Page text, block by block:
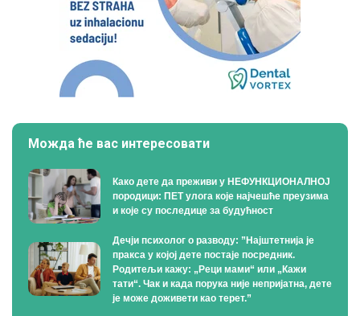
Можда ће вас интересовати
Како дете да преживи у НЕФУНКЦИОНАЛНОЈ
породици: ПЕТ улога које најчешће преузима
и које су последице за будућност
Дечји психолог о разводу: ”Најштетнија је
пракса у којој дете постаје посредник.
Родитељи кажу: „Реци мами“ или „Кажи
тати“. Чак и када порука није непријатна, дете
је може доживети као терет.”